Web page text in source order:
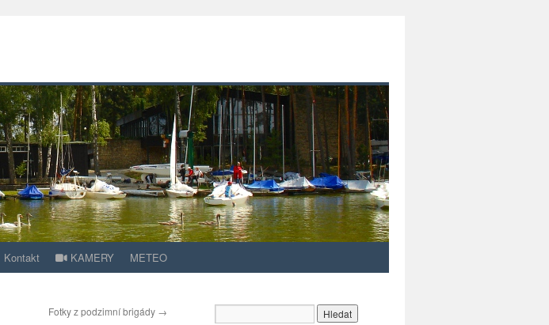
Kontakt KAMERY METEO
Fotky z podzimní brigády →